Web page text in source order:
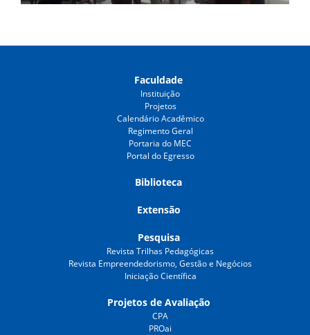
Faculdade
Instituição
Projetos
Calendário Acadêmico
Regimento Geral
Portaria do MEC
Portal do Egresso
Biblioteca
Extensão
Pesquisa
Revista Trilhas Pedagógicas
Revista Empreendedorismo, Gestão e Negócios
Iniciação Científica
Projetos de Avaliação
CPA
PROai